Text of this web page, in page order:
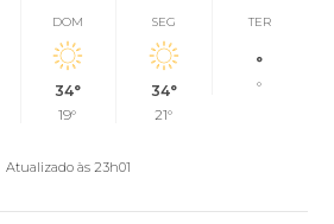
DOM
34°
19°
SEG
34°
21°
TER
°
°
Atualizado às 23h01